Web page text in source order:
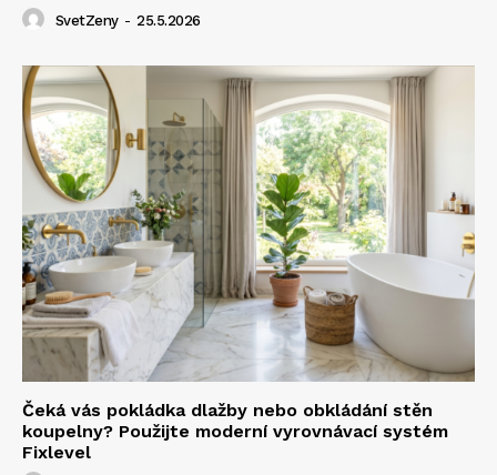
SvetZeny - 25.5.2026
Čeká vás pokládka dlažby nebo obkládání stěn
koupelny? Použijte moderní vyrovnávací systém
Fixlevel